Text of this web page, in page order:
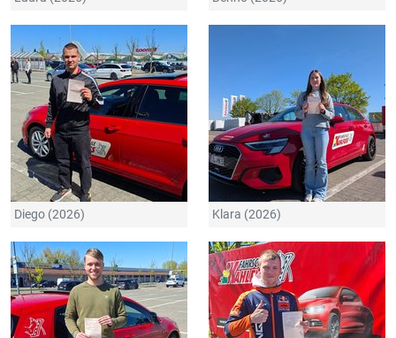
Diego (2026) Klara (2026)